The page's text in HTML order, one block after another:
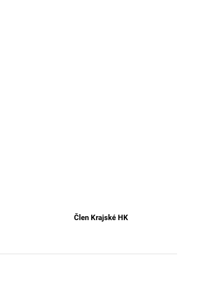
Člen Krajské HK